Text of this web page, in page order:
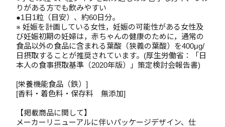
りがある方でも飲みやすい
●1日1粒（目安）、約60日分。
※ 妊娠を計画している女性，妊娠の可能性がある女性及
び妊娠初期の妊婦は，赤ちゃんの健康のために，通常の
食品以外の食品に含まれる葉酸（狭義の葉酸）を400μg/
日摂取することが推奨されています。(厚生労働省：「日
本人の食事摂取基準（2020年版）」策定検討会報告書)
[栄養機能食品（鉄）]
[香料・着色料・保存料 無添加]
【掲載商品に関して】
メーカーリニューアルに伴いパッケージデザイン、仕